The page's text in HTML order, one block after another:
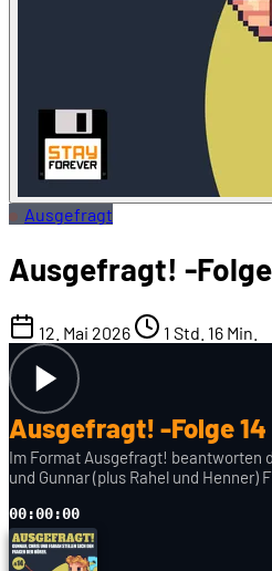
Ausgefragt
Ausgefragt! -Folge
12. Mai 2026 1 Std. 16 Min.
Ausgefragt! -Folge 14
Im Format Ausgefragt! beantworten
und Gunnar (plus Rahel und Henner)
00:00:00